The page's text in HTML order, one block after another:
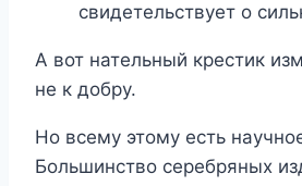
свидетельствует о
А вот нательный крестик
не к добру.
Но всему этому есть
Большинство серебряных